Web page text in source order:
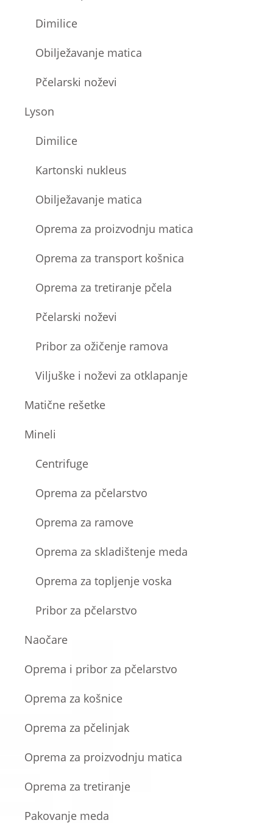
Dimilice
Obilježavanje matica
Pčelarski noževi
Lyson
Dimilice
Kartonski nukleus
Obilježavanje matica
Oprema za proizvodnju matica
Oprema za transport košnica
Oprema za tretiranje pčela
Pčelarski noževi
Pribor za ožičenje ramova
Viljuške i noževi za otklapanje
Matične rešetke
Mineli
Centrifuge
Oprema za pčelarstvo
Oprema za ramove
Oprema za skladištenje meda
Oprema za topljenje voska
Pribor za pčelarstvo
Naočare
Oprema i pribor za pčelarstvo
Oprema za košnice
Oprema za pčelinjak
Oprema za proizvodnju matica
Oprema za tretiranje
Pakovanje meda